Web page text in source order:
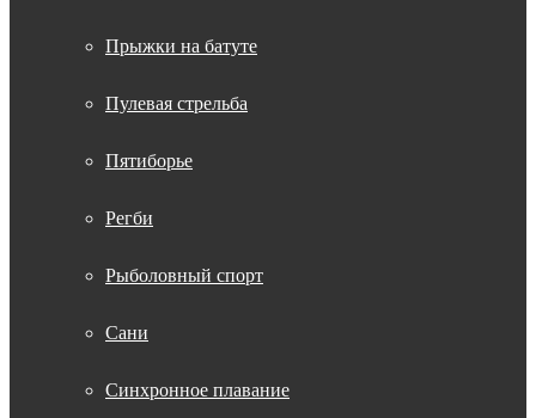
Прыжки на батуте
Пулевая стрельба
Пятиборье
Регби
Рыболовный спорт
Сани
Синхронное плавание